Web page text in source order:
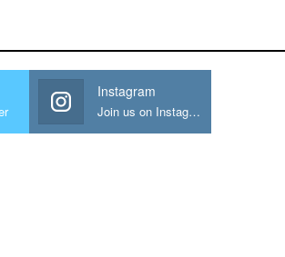
Instagram
Join us on Instagram